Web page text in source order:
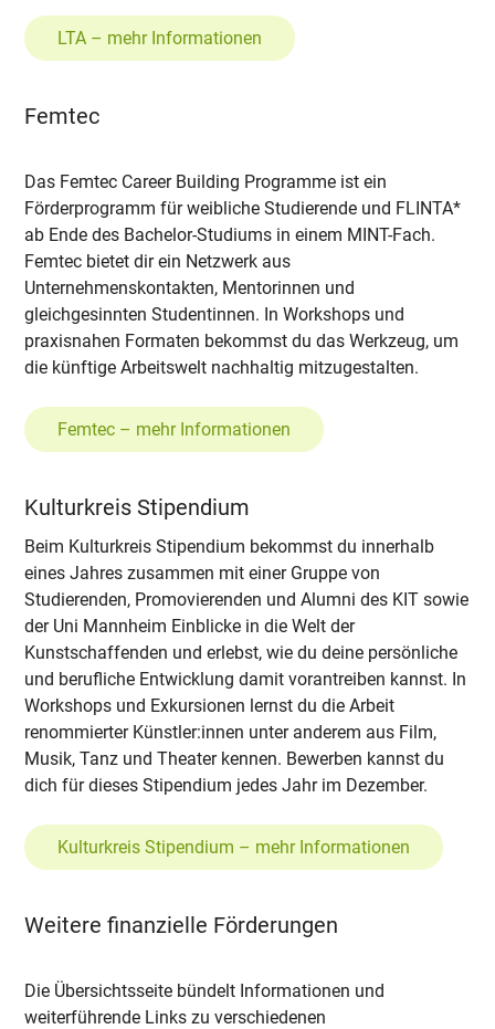
LTA – mehr Informationen
Femtec
Das Femtec Career Building Programme ist ein
Förderprogramm für weibliche Studierende und FLINTA*
ab Ende des Bachelor-Studiums in einem MINT-Fach.
Femtec bietet dir ein Netzwerk aus
Unternehmenskontakten, Mentorinnen und
gleichgesinnten Studentinnen. In Workshops und
praxisnahen Formaten bekommst du das Werkzeug, um
die künftige Arbeitswelt nachhaltig mitzugestalten.
Femtec – mehr Informationen
Kulturkreis Stipendium
Beim Kulturkreis Stipendium bekommst du innerhalb
eines Jahres zusammen mit einer Gruppe von
Studierenden, Promovierenden und Alumni des KIT sowie
der Uni Mannheim Einblicke in die Welt der
Kunstschaffenden und erlebst, wie du deine persönliche
und berufliche Entwicklung damit vorantreiben kannst. In
Workshops und Exkursionen lernst du die Arbeit
renommierter Künstler:innen unter anderem aus Film,
Musik, Tanz und Theater kennen. Bewerben kannst du
dich für dieses Stipendium jedes Jahr im Dezember.
Kulturkreis Stipendium – mehr Informationen
Weitere finanzielle Förderungen
Die Übersichtsseite bündelt Informationen und
weiterführende Links zu verschiedenen